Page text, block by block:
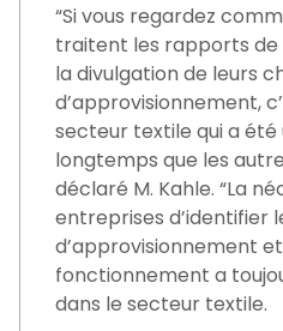
“Si vous regardez
traitent les rapports
la divulgation de leurs
d’approvisionnement,
secteur textile qui a
longtemps que les
déclaré M. Kahle. “La
entreprises d’identifier
d’approvisionnement
fonctionnement a
dans le secteur textile.